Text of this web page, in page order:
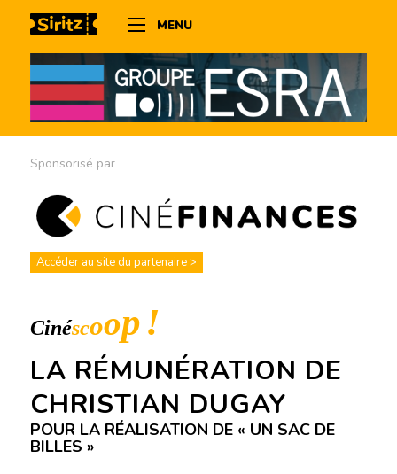
MENU
Sponsorisé par
Accéder au site du partenaire >
LA RÉMUNÉRATION DE
CHRISTIAN DUGAY
POUR LA RÉALISATION DE « UN SAC DE
BILLES »